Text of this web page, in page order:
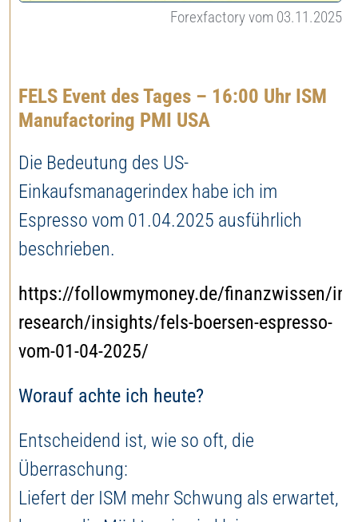
Forexfactory vom 03.11.2025
FELS Event des Tages – 16:00 Uhr ISM
Manufactoring PMI USA
Die Bedeutung des US-
Einkaufsmanagerindex habe ich im
Espresso vom 01.04.2025 ausführlich
beschrieben.
https://followmymoney.de/finanzwissen/
research/insights/fels-boersen-espresso-
vom-01-04-2025/
Worauf achte ich heute?
Entscheidend ist, wie so oft, die
Überraschung:
Liefert der ISM mehr Schwung als erwartet,